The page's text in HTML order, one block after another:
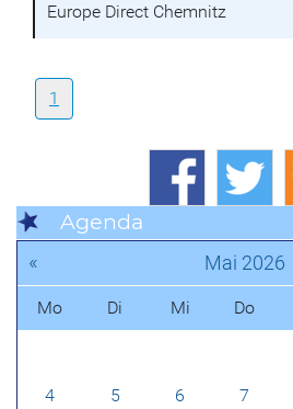
Europe Direct Chemnitz
1
Agenda
« Mai 2026
Mo Di Mi Do
4 5 6 7